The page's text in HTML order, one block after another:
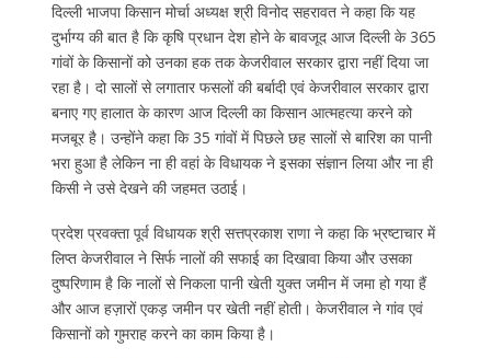
दिल्ली भाजपा किसान मोर्चा अध्यक्ष श्री विनोद सहरावत ने कहा कि यह
दुर्भाग्य की बात है कि कृषि प्रधान देश होने के बावजूद आज दिल्ली के 365
गांवों के किसानों को उनका हक तक केजरीवाल सरकार द्वारा नहीं दिया जा
रहा है। दो सालों से लगातार फसलों की बर्बादी एवं केजरीवाल सरकार द्वारा
बनाए गए हालात के कारण आज दिल्ली का किसान आत्महत्या करने को
मजबूर है। उन्होंने कहा कि 35 गांवों में पिछले छह सालों से बारिश का पानी
भरा हुआ है लेकिन ना ही वहां के विधायक ने इसका संज्ञान लिया और ना ही
किसी ने उसे देखने की जहमत उठाई।
प्रदेश प्रवक्ता पूर्व विधायक श्री सत्तप्रकाश राणा ने कहा कि भ्रष्टाचार में
लिप्त केजरीवाल ने सिर्फ नालों की सफाई का दिखावा किया और उसका
दुष्परिणाम है कि नालों से निकला पानी खेती युक्त जमीन में जमा हो गया हैं
और आज हज़ारों एकड़ जमीन पर खेती नहीं होती। केजरीवाल ने गांव एवं
किसानों को गुमराह करने का काम किया है।